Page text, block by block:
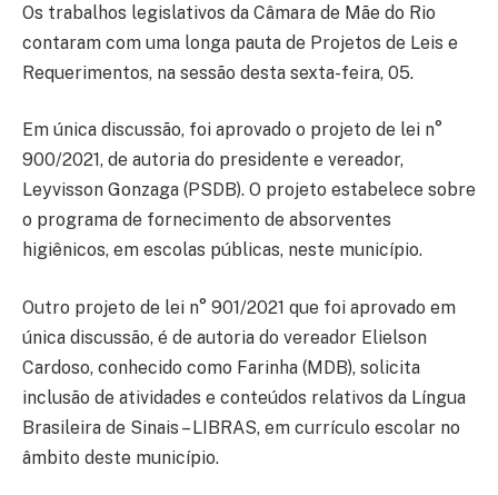
Os trabalhos legislativos da Câmara de Mãe do Rio
contaram com uma longa pauta de Projetos de Leis e
Requerimentos, na sessão desta sexta-feira, 05.
Em única discussão, foi aprovado o projeto de lei n°
900/2021, de autoria do presidente e vereador,
Leyvisson Gonzaga (PSDB). O projeto estabelece sobre
o programa de fornecimento de absorventes
higiênicos, em escolas públicas, neste município.
Outro projeto de lei n° 901/2021 que foi aprovado em
única discussão, é de autoria do vereador Elielson
Cardoso, conhecido como Farinha (MDB), solicita
inclusão de atividades e conteúdos relativos da Língua
Brasileira de Sinais – LIBRAS, em currículo escolar no
âmbito deste município.